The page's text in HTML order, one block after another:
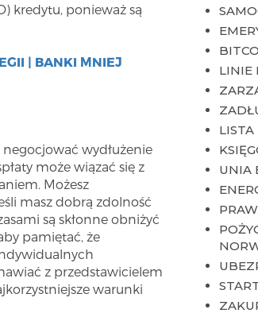
kredytu, ponieważ są
| BANKI MNIEJ
negocjować wydłużenie
może wiązać się z
Możesz
masz dobrą zdolność
są skłonne obniżyć
pamiętać, że
z przedstawicielem
warunki
LINIE
LISTA
UNIA